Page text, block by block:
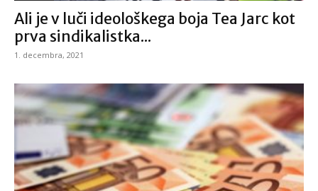
Ali je v luči ideološkega boja Tea Jarc kot
prva sindikalistka...
1. decembra, 2021